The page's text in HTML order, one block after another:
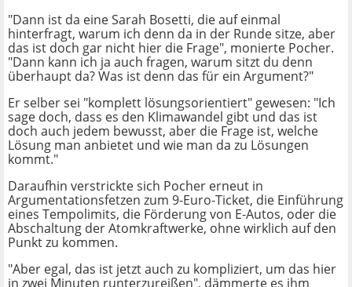
"Dann ist da eine Sarah Bosetti, die auf einmal
hinterfragt, warum ich denn da in der Runde sitze, aber
das ist doch gar nicht hier die Frage", monierte Pocher.
"Dann kann ich ja auch fragen, warum sitzt du denn
überhaupt da? Was ist denn das für ein Argument?"
Er selber sei "komplett lösungsorientiert" gewesen: "Ich
sage doch, dass es den Klimawandel gibt und das ist
doch auch jedem bewusst, aber die Frage ist, welche
Lösung man anbietet und wie man da zu Lösungen
kommt."
Daraufhin verstrickte sich Pocher erneut in
Argumentationsfetzen zum 9-Euro-Ticket, die Einführung
eines Tempolimits, die Förderung von E-Autos, oder die
Abschaltung der Atomkraftwerke, ohne wirklich auf den
Punkt zu kommen.
"Aber egal, das ist jetzt auch zu kompliziert, um das hier
in zwei Minuten runterzureißen", dämmerte es ihm